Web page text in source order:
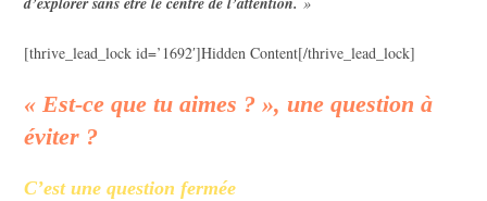
[thrive_lead_lock id=’1692′]Hidden Content[/thrive_lead_lock]
« Est-ce que tu aimes ? », une question à
éviter ?
C’est une question fermée